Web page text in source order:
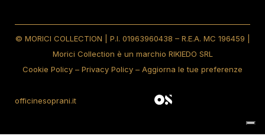
© MORICI COLLECTION | P.I. 01963960438 – R.E.A. MC 196459 |
Morici Collection è un marchio RIKIEDO SRL
Cookie Policy – Privacy Policy – Aggiorna le tue preferenze
officinesoprani.it